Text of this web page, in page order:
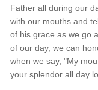
Father all during our
with our mouths and
of his grace as we go
of our day, we can
when we say, "My
your splendor all day